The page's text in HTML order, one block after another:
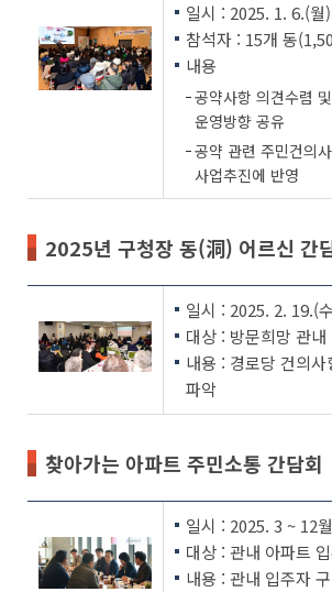
일시 : 2025. 1. 6.(월
참석자 : 15개 동
내용
공약사항 의견수렴
운영방향 공유
공약 관련 주민건의
사업추진에 반영
2025년 구청장 동(洞) 어르신 간
일시 : 2025. 2. 19.(
대상 : 방문희망 관내
내용 : 경로당 건의
파악
찾아가는 아파트 주민소통 간담회
일시 : 2025. 3 ~ 12월
대상 : 관내 아파트
내용 : 관내 입주자